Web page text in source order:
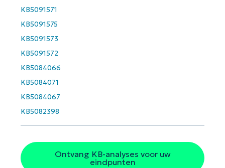
KB5091571
KB5091575
KB5091573
KB5091572
KB5084066
KB5084071
KB5084067
KB5082398
Ontvang KB-analyses voor uw
eindpunten